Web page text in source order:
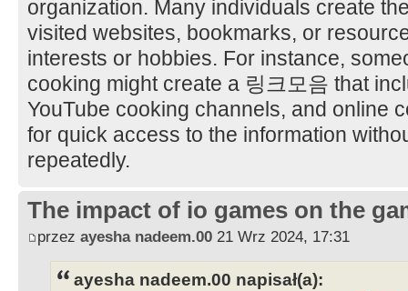
organization. Many individuals create
visited websites, bookmarks, or
interests or hobbies. For instance,
cooking might create a 링크모음 that
YouTube cooking channels, and online
for quick access to the information
repeatedly.
The impact of io games on the
przez ayesha nadeem.00 21 Wrz 2024, 17:31
ayesha nadeem.00 napisał(a):